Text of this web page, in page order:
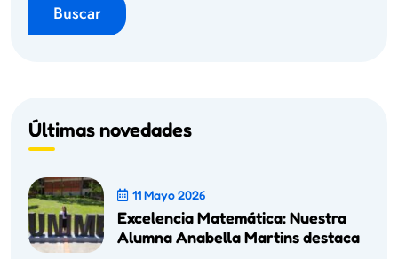
Buscar
Últimas novedades
11 Mayo 2026
Excelencia Matemática: Nuestra
Alumna Anabella Martins destaca